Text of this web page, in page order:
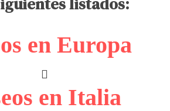
en Europa
en Italia